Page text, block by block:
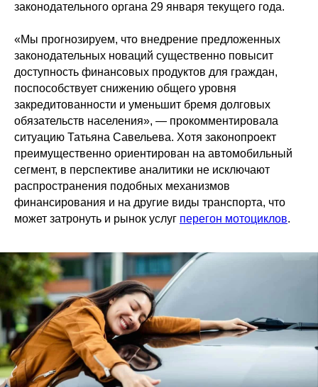
законодательного органа 29 января текущего года.
«Мы прогнозируем, что внедрение предложенных
законодательных новаций существенно повысит
доступность финансовых продуктов для граждан,
поспособствует снижению общего уровня
закредитованности и уменьшит бремя долговых
обязательств населения», — прокомментировала
ситуацию Татьяна Савельева. Хотя законопроект
преимущественно ориентирован на автомобильный
сегмент, в перспективе аналитики не исключают
распространения подобных механизмов
финансирования и на другие виды транспорта, что
может затронуть и рынок услуг перегон мотоциклов.